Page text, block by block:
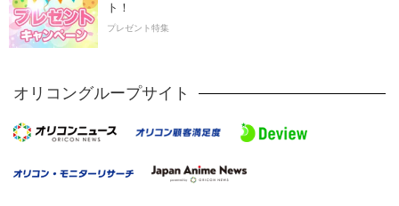
ト！
プレゼント特集
オリコングループサイト